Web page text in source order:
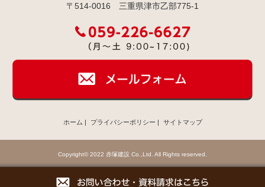
〒514-0016 三重県津市乙部775-1
ホーム | プライバシーポリシー | サイトマップ
Copyright© 2022 赤塚建設 Co.,Ltd. All Rights reserved.